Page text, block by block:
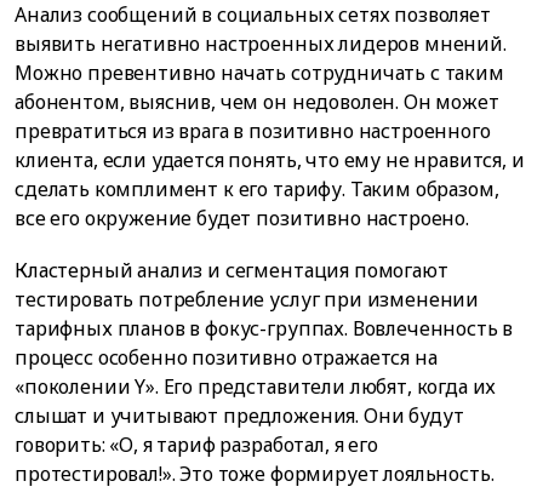
Анализ сообщений в социальных сетях позволяет
выявить негативно настроенных лидеров мнений.
Можно превентивно начать сотрудничать с таким
абонентом, выяснив, чем он недоволен. Он может
превратиться из врага в позитивно настроенного
клиента, если удается понять, что ему не нравится, и
сделать комплимент к его тарифу. Таким образом,
все его окружение будет позитивно настроено.
Кластерный анализ и сегментация помогают
тестировать потребление услуг при изменении
тарифных планов в фокус-группах. Вовлеченность в
процесс особенно позитивно отражается на
«поколении Y». Его представители любят, когда их
слышат и учитывают предложения. Они будут
говорить: «О, я тариф разработал, я его
протестировал!». Это тоже формирует лояльность.